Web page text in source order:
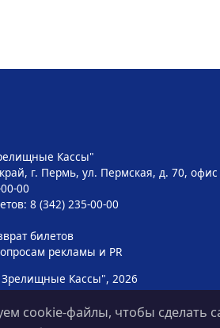
Кассы"
г. Пермь, ул. Пермская, д. 70, офис
00
8 (342) 235-00-00
билетов
рекламы и PR
Кассы", 2026
cookie-файлы, чтобы сделать